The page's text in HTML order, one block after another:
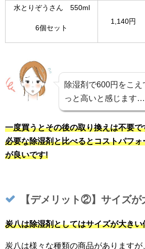
水とりぞうさん 550ml
6個セット
1,140円
除湿剤で600円をこえ
っと高いと感じます…
一度買うとその後の取り換えは不要
必要な除湿剤と比べるとコストパフ
が良いです!
【デメリット②】サイズが
炭八は除湿剤としてはサイズが大き
炭八は様々な種類の商品があります